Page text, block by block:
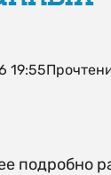
19:55
подробно